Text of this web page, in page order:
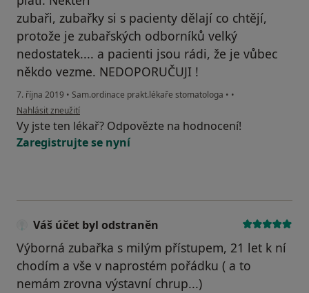
zubaři, zubařky si s pacienty dělají co chtějí,
protože je zubařských odborníků velký
nedostatek.... a pacienti jsou rádi, že je vůbec
někdo vezme. NEDOPORUČUJI !
7. října 2019 • Sam.ordinace prakt.lékaře stomatologa • •
podle názoru uživatele Váš účet byl odstraněn
Nahlásit zneužití
Vy jste ten lékař? Odpovězte na hodnocení!
Zaregistrujte se nyní
Váš účet byl odstraněn
Výborná zubařka s milým přístupem, 21 let k ní
chodím a vše v naprostém pořádku ( a to
nemám zrovna výstavní chrup...)